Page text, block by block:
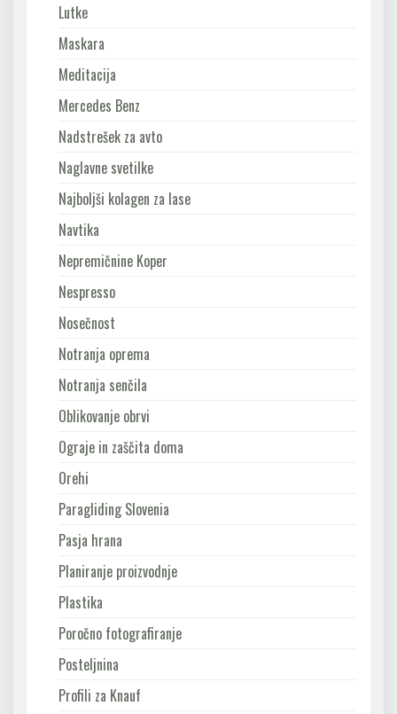
Lutke
Maskara
Meditacija
Mercedes Benz
Nadstrešek za avto
Naglavne svetilke
Najboljši kolagen za lase
Navtika
Nepremičnine Koper
Nespresso
Nosečnost
Notranja oprema
Notranja senčila
Oblikovanje obrvi
Ograje in zaščita doma
Orehi
Paragliding Slovenia
Pasja hrana
Planiranje proizvodnje
Plastika
Poročno fotografiranje
Posteljnina
Profili za Knauf